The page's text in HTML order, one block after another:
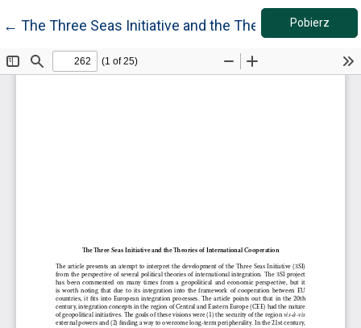
← Wróć do szczegółów artykułu
The Three Seas Initiative and the Theories ofPobierz